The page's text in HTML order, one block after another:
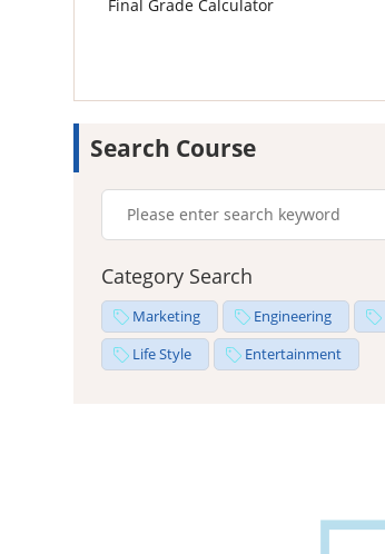
Final Grade Calculator
Search Course
Category Search
Marketing Engineering
Life Style
Entertainment